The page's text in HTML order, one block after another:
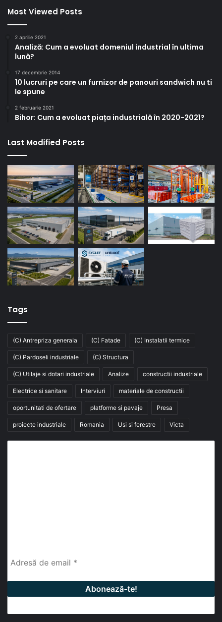
Most Viewed Posts
2 aprilie 2021
Analiză: Cum a evoluat domeniul industrial în ultima
lună?
17 decembrie 2014
10 lucruri pe care un furnizor de panouri sandwich nu ti
le spune
2 februarie 2021
Bihor: Cum a evoluat piața industrială în 2020-2021?
Last Modified Posts
Tags
(C) Antrepriza generala (C) Fatade (C) Instalatii termice
(C) Pardoseli industriale (C) Structura
(C) Utilaje si dotari industriale Analize constructii industriale
Electrice si sanitare Interviuri materiale de constructii
oportunitati de ofertare platforme si pavaje Presa
proiecte industriale Romania Usi si ferestre Victa